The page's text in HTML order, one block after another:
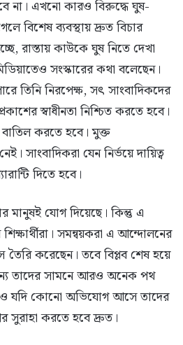
না। এখনো কারও বিরুদ্ধে ঘুষ-
বিশেষ ব্যবস্থায় দ্রুত বিচার
রাস্তায় কাউকে ঘুষ নিতে দেখা
সংস্কারের কথা বলেছেন।
তিনি নিরপেক্ষ, সৎ সাংবাদিকদের
স্বাধীনতা নিশ্চিত করতে হবে।
করতে হবে। মুক্ত
সাংবাদিকরা যেন নির্ভয়ে দায়িত্ব
দিতে হবে।
মানুষই যোগ দিয়েছে। কিন্তু এ
সমন্বয়করা এ আন্দোলনের
তৈরি করেছেন। তবে বিপ্লব শেষ হয়ে
তাদের সামনে আরও অনেক পথ
যদি কোনো অভিযোগ আসে তাদের
সুরাহা করতে হবে দ্রুত।